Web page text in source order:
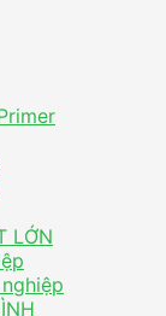
LỚN